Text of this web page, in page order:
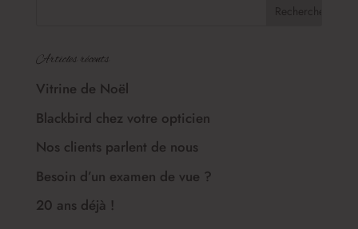
Articles récents
Vitrine de Noël
Blackbird chez votre opticien
Nos clients parlent de nous
Besoin d’un examen de vue ?
20 ans déjà !